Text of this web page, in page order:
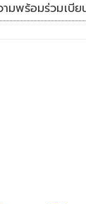
ามพร้อมร่วมเบีย